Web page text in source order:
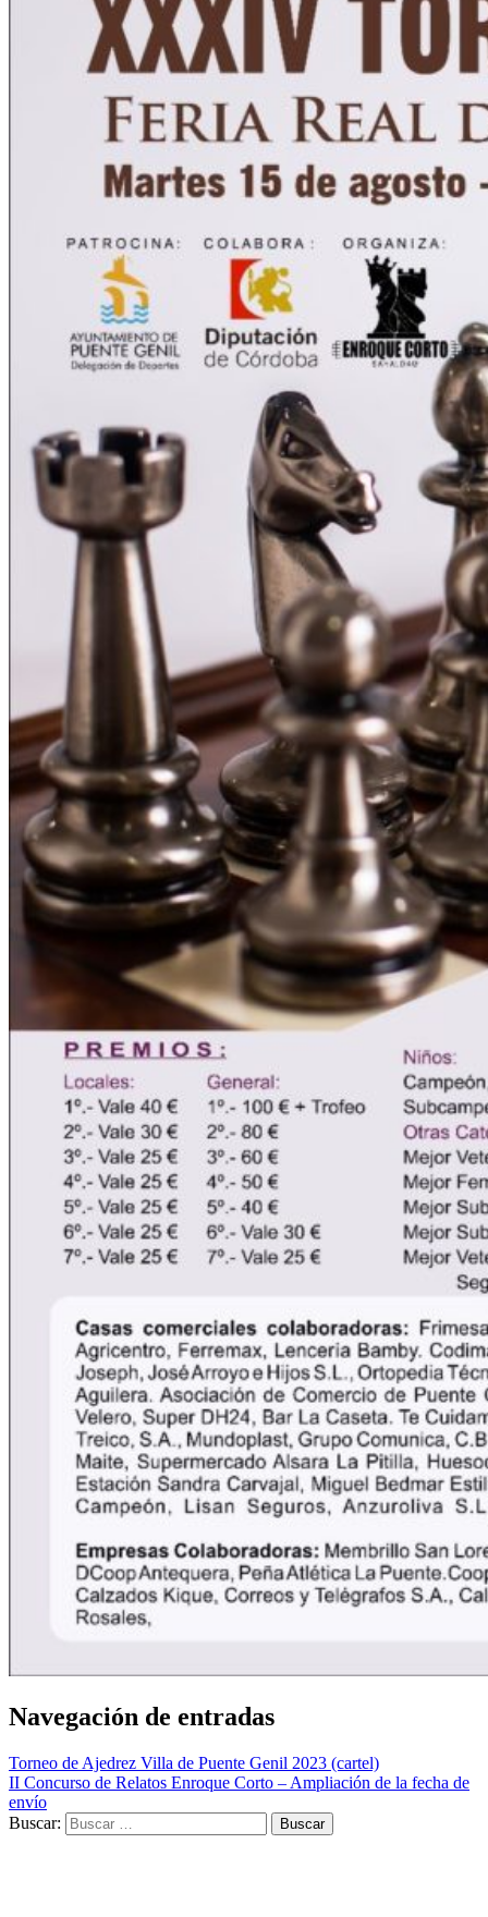
Navegación de entradas
Torneo de Ajedrez Villa de Puente Genil 2023 (cartel)
II Concurso de Relatos Enroque Corto – Ampliación de la fecha de
envío
Buscar: